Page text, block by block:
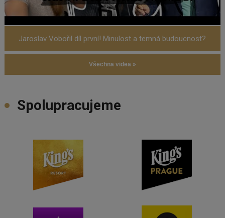
Jaroslav Vobořil díl první! Minulost a temná budoucnost?
Všechna videa »
Spolupracujeme